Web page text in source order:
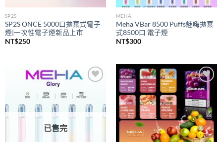
SP2S
SP2S ONCE 5000口拋棄式電子
煙|一次性電子煙新品上市
NT$250
MEHA
Meha VBar 8500 Puffs魅嗨拋棄
式8500口 電子煙
NT$300
wishlist
已售完
Add to
wishlist